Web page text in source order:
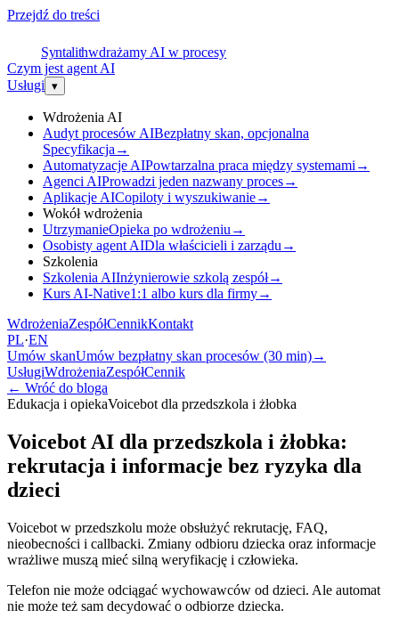
Przejdź do treści
Syntalithwdrażamy AI w procesy
Czym jest agent AI
Usługi ▾
Wdrożenia AI
Audyt procesów AIBezpłatny skan, opcjonalna
Specyfikacja →
Automatyzacje AIPowtarzalna praca między systemami →
Agenci AIProwadzi jeden nazwany proces→
Aplikacje AICopiloty i wyszukiwanie→
Wokół wdrożenia
UtrzymanieOpieka po wdrożeniu →
Osobisty agent AIDla właścicieli i zarządu →
Szkolenia
Szkolenia AIInżynierowie szkolą zespół→
Kurs AI-Native1:1 albo kurs dla firmy→
WdrożeniaZespółCennikKontakt
PL·EN
Umów skanUmów bezpłatny skan procesów (30 min)→
UsługiWdrożeniaZespółCennik
← Wróć do bloga
Edukacja i opiekaVoicebot dla przedszkola i żłobka
Voicebot AI dla przedszkola i żłobka:
rekrutacja i informacje bez ryzyka dla
dzieci
Voicebot w przedszkolu może obsłużyć rekrutację, FAQ,
nieobecności i callbacki. Zmiany odbioru dziecka oraz informacje
wrażliwe muszą mieć silną weryfikację i człowieka.
Telefon nie może odciągać wychowawców od dzieci. Ale automat
nie może też sam decydować o odbiorze dziecka.